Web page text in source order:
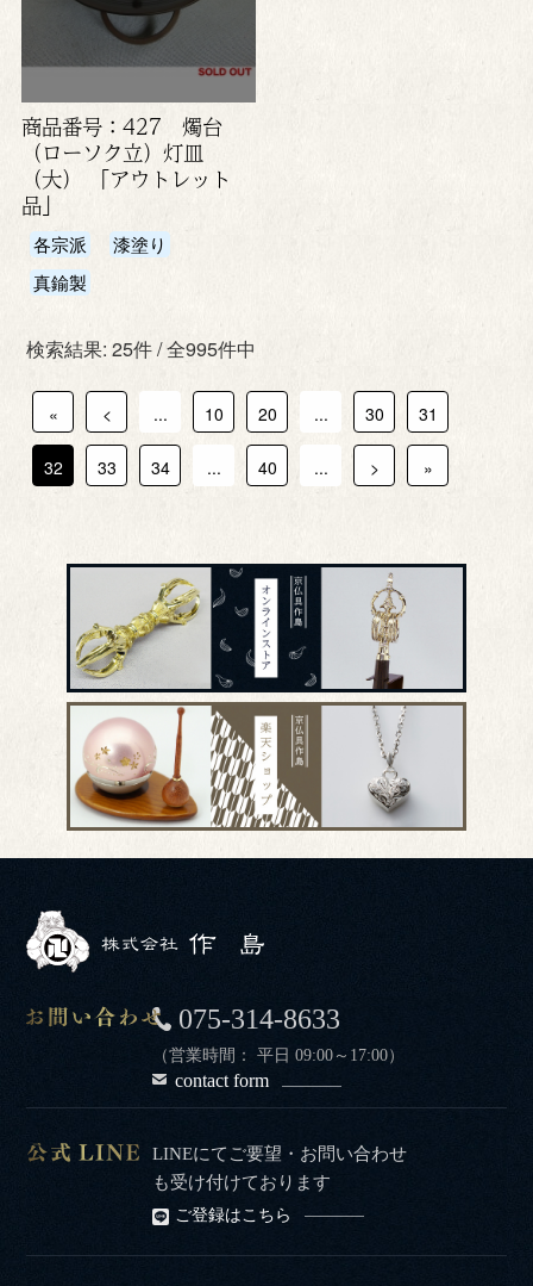
商品番号：427 燭台
（ローソク立）灯皿
（大） 「アウトレット
品」
各宗派
漆塗り
真鍮製
検索結果: 25件 / 全995件中
« < ... 10 20 ... 30 31
32 33 34 ... 40 ... > »
075-314-8633
（営業時間： 平日 09:00～17:00）
contact form
LINEにてご要望・お問い合わせ
も受け付けております
ご登録はこちら